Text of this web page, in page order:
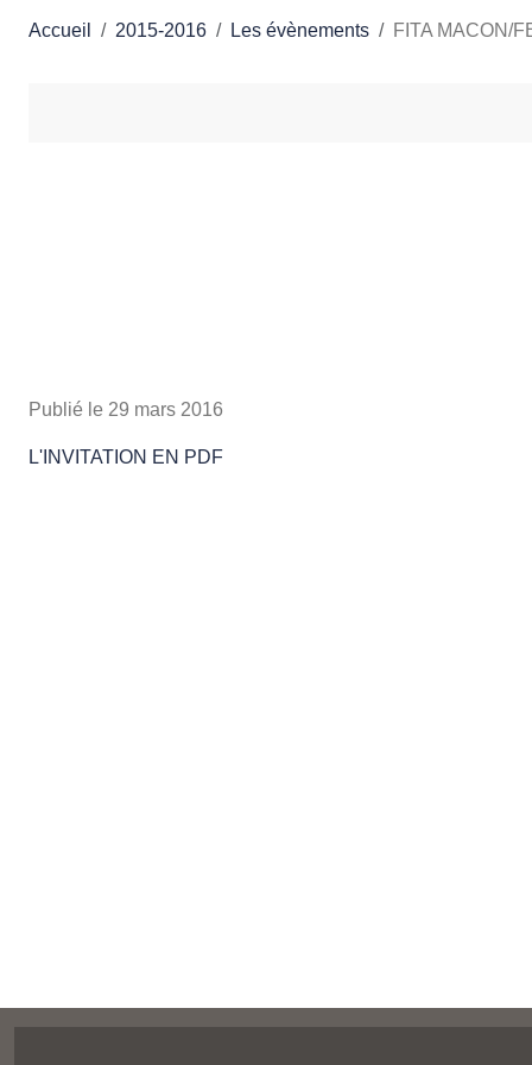
Accueil 2015-2016 Les évènements FITA MACON/
Publié le 29 mars 2016
L'INVITATION EN PDF